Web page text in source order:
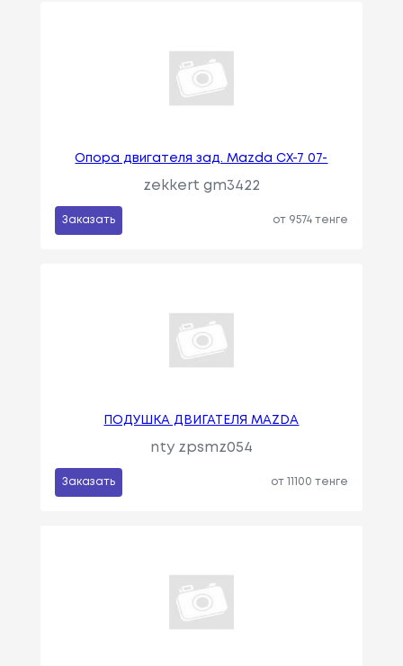
Опора двигателя зад. Mazda CX-7 07-
zekkert gm3422
Заказать от 9574 тенге
ПОДУШКА ДВИГАТЕЛЯ MAZDA
nty zpsmz054
Заказать от 11100 тенге